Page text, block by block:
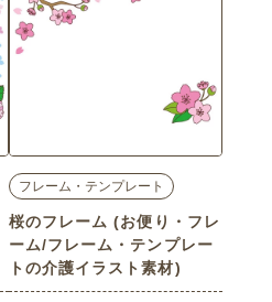
フレーム・テンプレート
桜のフレーム (お便り・フレ
ーム/フレーム・テンプレー
トの介護イラスト素材)